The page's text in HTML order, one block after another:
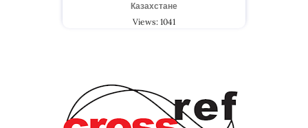
Казахстане
Views: 1041